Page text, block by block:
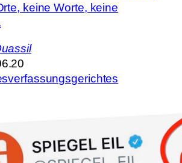
keine Worte, keine